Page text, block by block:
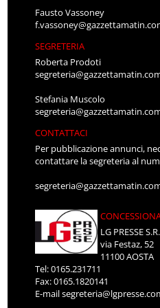
Fausto Vassoney
SEGRETERIA
Roberta Prodoti
Stefania Muscolo
CONTATTACI
Per pubblicazione annunci,
contattare la segreteria al
LG PRESSE
via Festaz, 52
11100 AOSTA
Tel: 0165.231711
Fax: 0165.1820141
E-mail